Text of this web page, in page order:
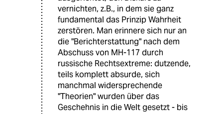
vernichten, z.B., in dem sie ganz
fundamental das Prinzip Wahrheit
zerstören. Man erinnere sich nur an
die "Berichterstattung" nach dem
Abschuss von MH-117 durch
russische Rechtsextreme: dutzende,
teils komplett absurde, sich
manchmal widersprechende
"Theorien" wurden über das
Geschehnis in die Welt gesetzt - bis